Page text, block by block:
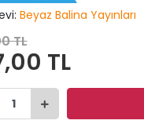
Beyaz Balina Yayınları
TL
TL